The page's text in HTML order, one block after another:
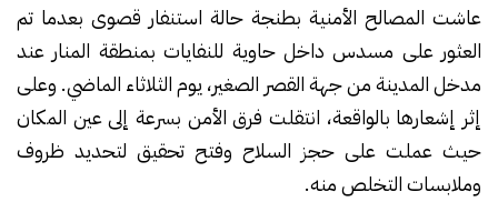
عاشت المصالح الأمنية بطنجة حالة استنفار قصوى بعدما تم
العثور على مسدس داخل حاوية للنفايات بمنطقة المنار عند
مدخل المدينة من جهة القصر الصغير، يوم الثلاثاء الماضي. وعلى
إثر إشعارها بالواقعة، انتقلت فرق الأمن بسرعة إلى عين المكان
حيث عملت على حجز السلاح وفتح تحقيق لتحديد ظروف
وملابسات التخلص منه.